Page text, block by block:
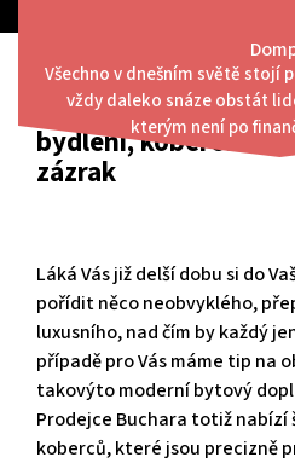
contentVšechno v dnešním světě stojí
vždy daleko snáze obstát
kterým není po
Menu
Už se nemusíte bát
bydlení, koberce od
zázrak
Láká Vás již delší dobu si do
pořídit něco neobvyklého,
luxusního, nad čím by každý
případě pro Vás máme tip na
takovýto moderní bytový
Prodejce Buchara totiž nabízí
koberců, které jsou precizně